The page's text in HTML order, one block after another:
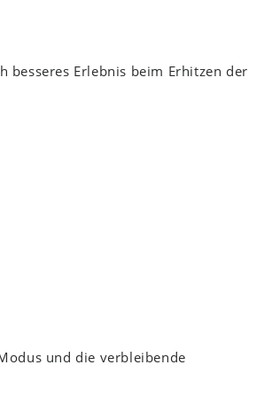
Erlebnis beim Erhitzen der
und die verbleibende